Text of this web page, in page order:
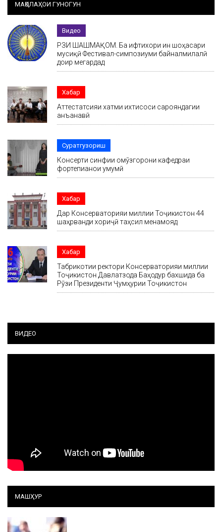
МАҚОЛАҲОИ ГУНОГУН
Видео
РӮЗИ ШАШМАҚОМ. Ба ифтихори ин шоҳасари
мусиқӣ Фестивал-симпозиуми байналмилалӣ
доир мегардад
Хабар
Аттестатсияи хатми ихтисоси сарояндагии
анъанавӣ
Суратгузориш
Консерти синфии омӯзгорони кафедраи
фортепианои умумӣ
Хабар
Дар Консерваторияи миллии Тоҷикистон 44
шаҳрванди хориҷӣ таҳсил менамояд
Хабар
Табрикотии ректори Консерваторияи миллии
Тоҷикистон Давлатзода Баҳодур бахшида ба
Рӯзи Президенти Ҷумҳурии Тоҷикистон
ВИДЕО
МАШҲУР